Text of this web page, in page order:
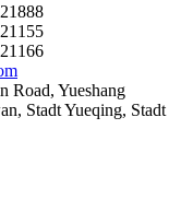
Road, Yueshang
Stadt Yueqing, Stadt